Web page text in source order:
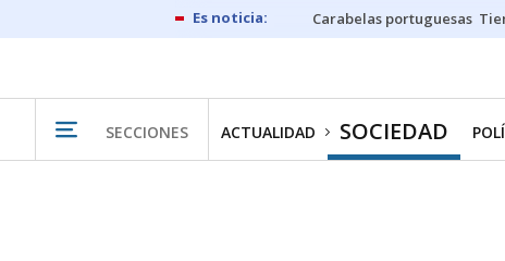
Carabelas portuguesas
SECCIONES ACTUALIDAD SOCIEDAD